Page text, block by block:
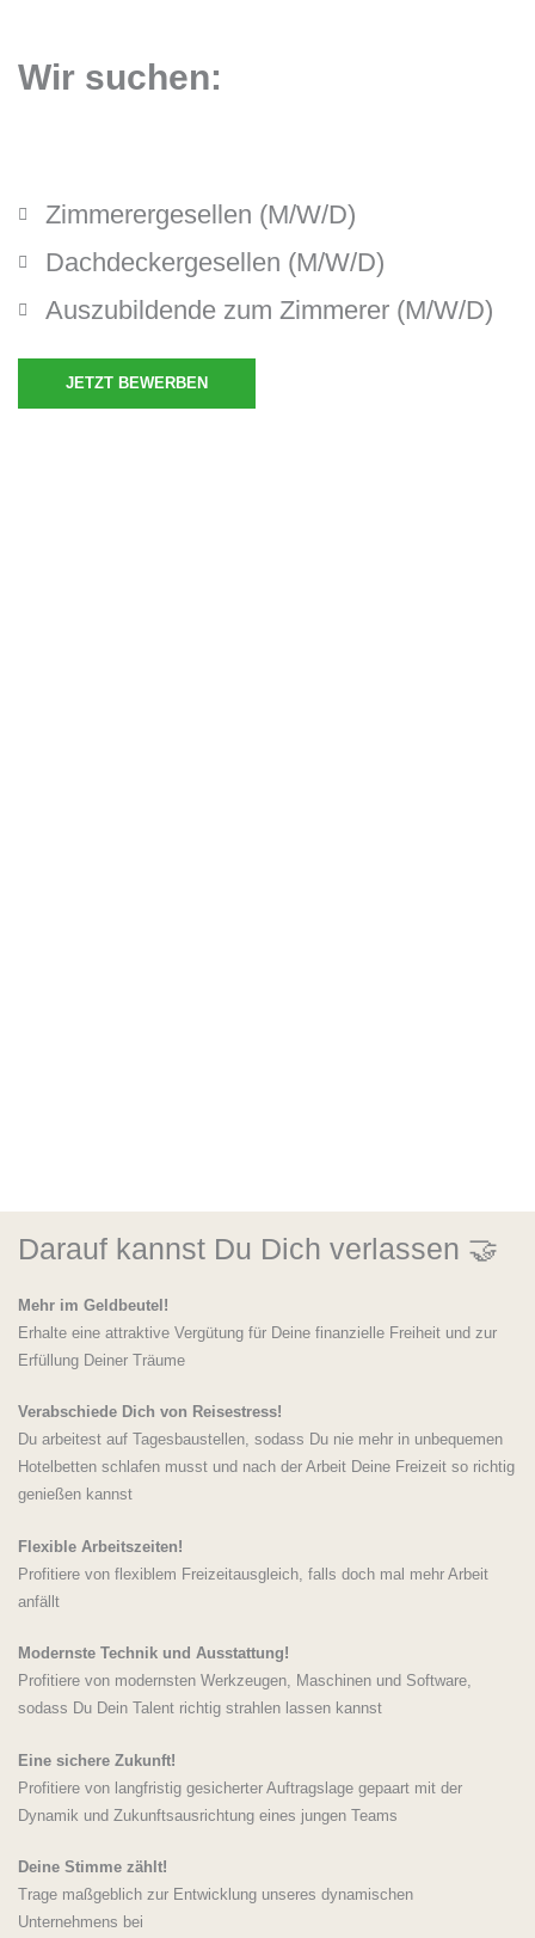
Wir suchen:
Zimmerergesellen (M/W/D)
Dachdeckergesellen (M/W/D)
Auszubildende zum Zimmerer (M/W/D)
JETZT BEWERBEN
Darauf kannst Du Dich verlassen 🤝
Mehr im Geldbeutel!
Erhalte eine attraktive Vergütung für Deine finanzielle Freiheit und zur
Erfüllung Deiner Träume
Verabschiede Dich von Reisestress!
Du arbeitest auf Tagesbaustellen, sodass Du nie mehr in unbequemen
Hotelbetten schlafen musst und nach der Arbeit Deine Freizeit so richtig
genießen kannst
Flexible Arbeitszeiten!
Profitiere von flexiblem Freizeitausgleich, falls doch mal mehr Arbeit
anfällt
Modernste Technik und Ausstattung!
Profitiere von modernsten Werkzeugen, Maschinen und Software,
sodass Du Dein Talent richtig strahlen lassen kannst
Eine sichere Zukunft!
Profitiere von langfristig gesicherter Auftragslage gepaart mit der
Dynamik und Zukunftsausrichtung eines jungen Teams
Deine Stimme zählt!
Trage maßgeblich zur Entwicklung unseres dynamischen
Unternehmens bei